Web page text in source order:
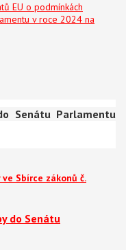
EU o podmínkách
v roce 2024 na
Senátu Parlamentu
Sbírce zákonů č.
do Senátu